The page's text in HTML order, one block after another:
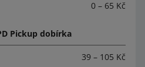
0 – 65 Kč
Pickup dobírka
39 – 105 Kč